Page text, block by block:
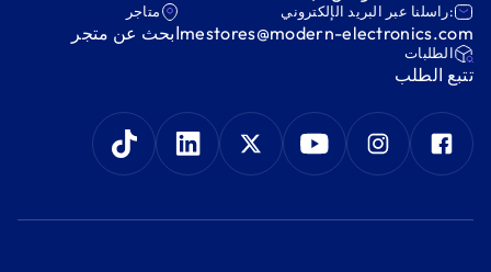
:راسلنا عبر البريد الإلكتروني
mestores@modern-electronics.com
متاجر
ابحث عن متجر
‫الطلبات‬
‫تتبع الطلب‬